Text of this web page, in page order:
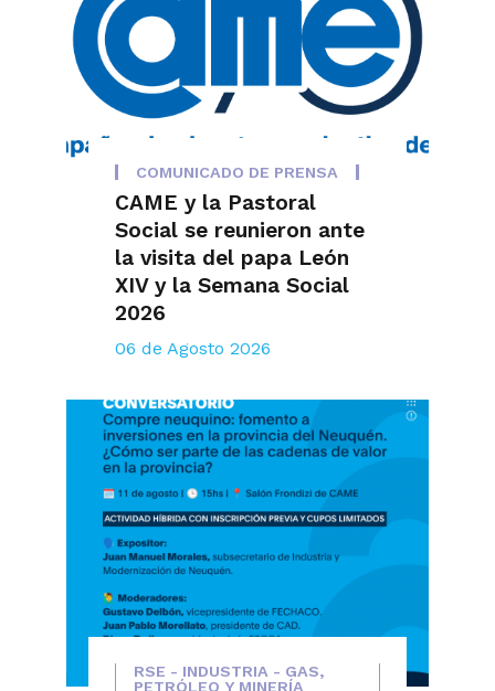
COMUNICADO DE PRENSA
CAME y la Pastoral
Social se reunieron ante
la visita del papa León
XIV y la Semana Social
2026
06 de Agosto 2026
RSE - INDUSTRIA - GAS,
PETRÓLEO Y MINERÍA